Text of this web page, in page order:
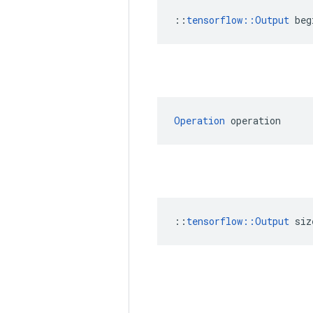
:: tensorflow::Output
Operation operation
:: tensorflow::Output